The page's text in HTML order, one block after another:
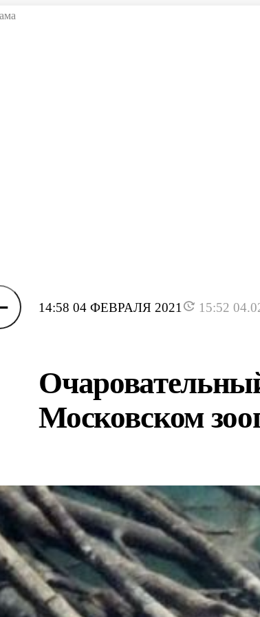
14:58 04 ФЕВРАЛЯ 2021 15:52
Московском